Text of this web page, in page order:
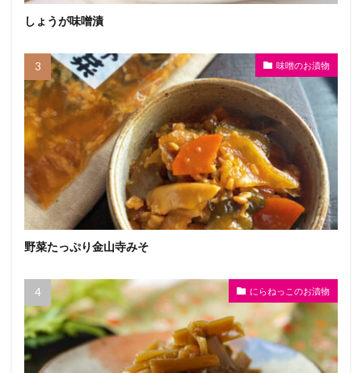
しょうが味噌漬
味噌のお漬物
野菜たっぷり金山寺みそ
にらねっこのお漬物